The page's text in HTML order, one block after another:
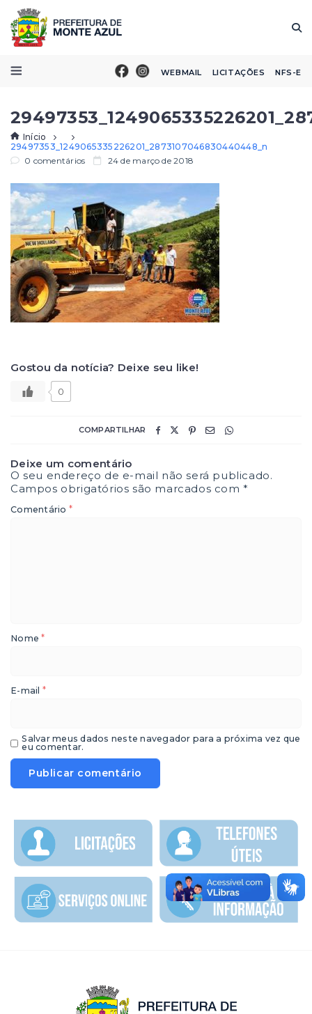
WEBMAIL LICITAÇÕES NFS-E
Início
29497353_1249065335226201_2873107046830440448_n
0 comentários
24 de março de 2018
Gostou da notícia? Deixe seu like!
0
COMPARTILHAR
Deixe um comentário
O seu endereço de e-mail não será publicado.
Campos obrigatórios são marcados com*
Comentário *
Nome*
E-mail *
Salvar meus dados neste navegador para a próxima vez que
eu comentar.